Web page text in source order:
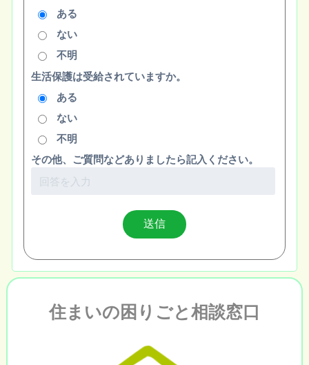
ある
ない
不明
生活保護は受給されていますか。
ある
ない
不明
その他、ご質問などありましたら記入ください。
住まいの困りごと相談窓口